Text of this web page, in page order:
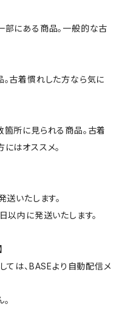
部にある商品。一般的な古
古着慣れした方なら気に
所に見られる商品。古着
はオススメ。
いたします。
以内に発送いたします。
ては、BASEより自動配信メ